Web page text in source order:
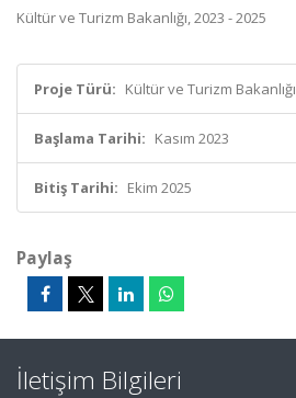
Kültür ve Turizm Bakanlığı, 2023 - 2025
Proje Türü: Kültür ve Turizm Bakanlığı
Başlama Tarihi: Kasım 2023
Bitiş Tarihi: Ekim 2025
Paylaş
İletişim Bilgileri